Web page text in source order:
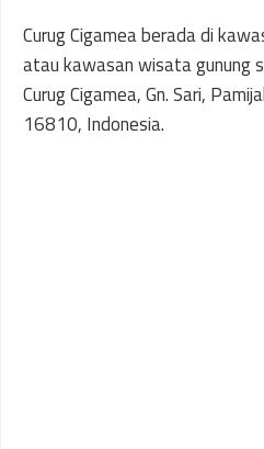
Curug Cigamea berada di
atau kawasan wisata gunung
Curug Cigamea, Gn. Sari,
16810, Indonesia.